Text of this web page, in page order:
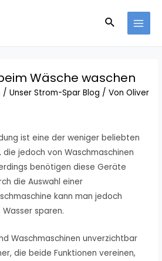
Wäsche waschen
/Unser Strom-Spar Blog / VonOliver
ist eine der weniger beliebten
jedoch von Waschmaschinen
benötigen diese Geräte
die Auswahl einer
kann man jedoch
sparen.
Waschmaschinen unverzichtbar
die beide Funktionen vereinen,